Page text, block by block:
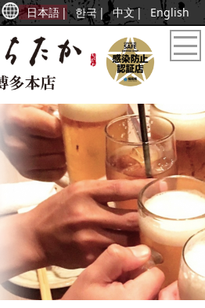
日本語 한국 中文 English